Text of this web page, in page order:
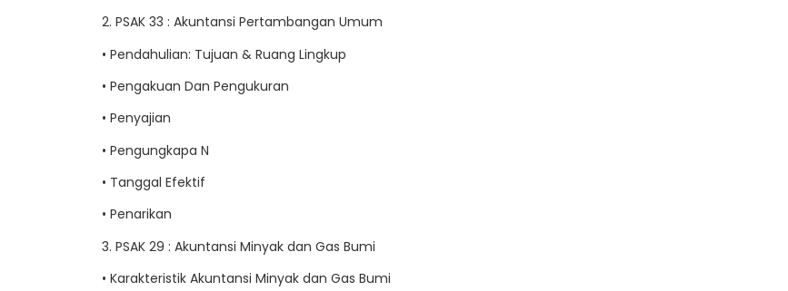
2. PSAK 33 : Akuntansi Pertambangan Umum
• Pendahulian: Tujuan & Ruang Lingkup
• Pengakuan Dan Pengukuran
• Penyajian
• Pengungkapa N
• Tanggal Efektif
• Penarikan
3. PSAK 29 : Akuntansi Minyak dan Gas Bumi
• Karakteristik Akuntansi Minyak dan Gas Bumi